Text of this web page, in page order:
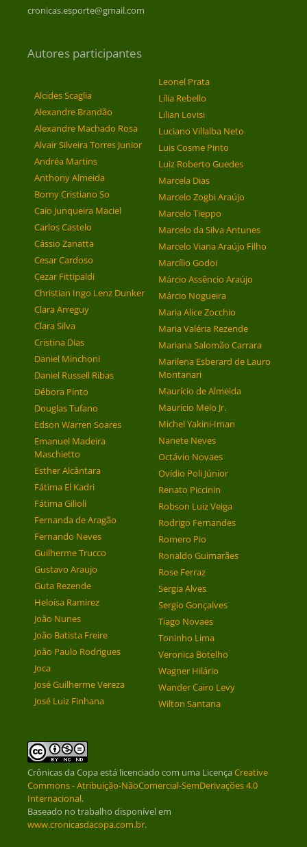
cronicas.esporte@gmail.com
Autores participantes
Alcides Scaglia
Alexandre Brandão
Alexandre Machado Rosa
Alvair Silveira Torres Junior
Andréa Martins
Anthony Almeida
Borny Cristiano So
Caio Junqueira Maciel
Carlos Castelo
Cássio Zanatta
Cesar Cardoso
Cezar Fittipaldi
Christian Ingo Lenz Dunker
Clara Arreguy
Clara Silva
Cristina Dias
Daniel Minchoni
Daniel Russell Ribas
Débora Pinto
Douglas Tufano
Edson Warren Soares
Emanuel Madeira
Maschietto
Esther Alcântara
Fátima El Kadri
Fátima Gilioli
Fernanda de Aragão
Fernando Neves
Guilherme Trucco
Gustavo Araujo
Guta Rezende
Heloísa Ramirez
João Nunes
João Batista Freire
João Paulo Rodrigues
Joca
José Guilherme Vereza
José Luiz Finhana
Leonel Prata
Lília Rebello
Lilian Lovisi
Luciano Villalba Neto
Luis Cosme Pinto
Luiz Roberto Guedes
Marcela Dias
Marcelo Zogbi Araújo
Marcelo Tieppo
Marcelo da Silva Antunes
Marcelo Viana Araújo Filho
Marcílio Godoi
Márcio Assêncio Araújo
Márcio Nogueira
Maria Alice Zocchio
Maria Valéria Rezende
Mariana Salomão Carrara
Marilena Esberard de Lauro
Montanari
Maurício de Almeida
Maurício Melo Jr.
Michel Yakini-Iman
Nanete Neves
Octávio Novaes
Ovídio Poli Júnior
Renato Piccinin
Robson Luiz Veiga
Rodrigo Fernandes
Romero Pio
Ronaldo Guimarães
Rose Ferraz
Sergia Alves
Sergio Gonçalves
Tiago Novaes
Toninho Lima
Veronica Botelho
Wagner Hilário
Wander Cairo Levy
Wilton Santana
Crônicas da Copaestá licenciado com uma LicençaCreative
Commons - Atribuição-NãoComercial-SemDerivações 4.0
Internacional.
Baseado no trabalho disponível em
www.cronicasdacopa.com.br.